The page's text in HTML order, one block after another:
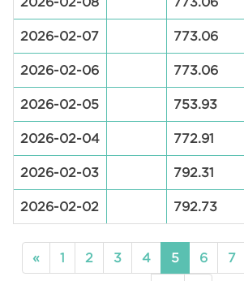
2026-02-07 773.06
2026-02-06 773.06
2026-02-05 753.93
2026-02-04 772.91
2026-02-03 792.31
2026-02-02 792.73
« 1 2 3 4 5 6 7